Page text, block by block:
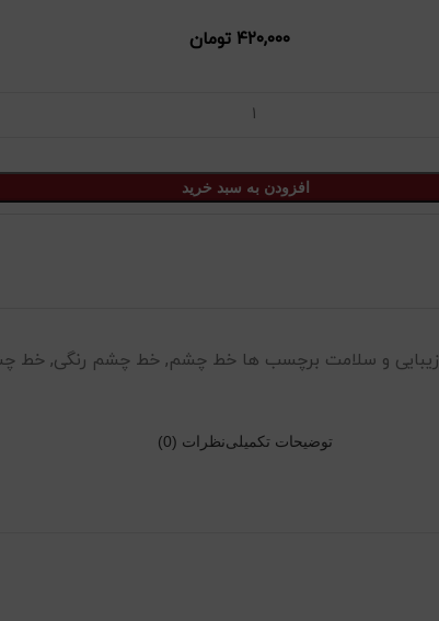
۴۲۰,۰۰۰ تومان
افزودن به سبد خرید
زیبایی و سلامت برچسب ها خط چشم, خط چشم رنگی, خط
توضیحات تکمیلینظرات (0)